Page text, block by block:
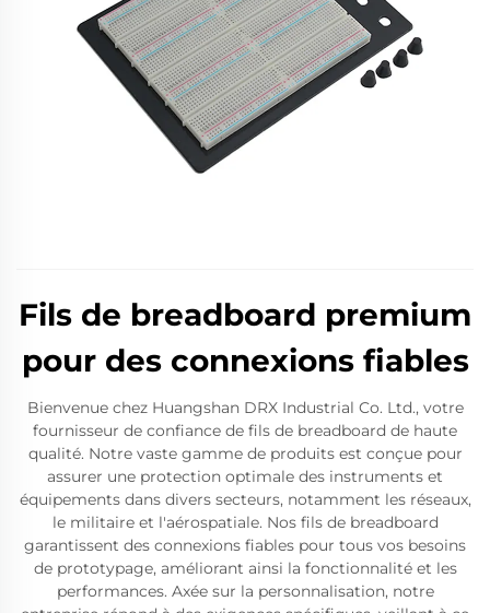
Fils de breadboard premium
pour des connexions fiables
Bienvenue chez Huangshan DRX Industrial Co. Ltd., votre
fournisseur de confiance de fils de breadboard de haute
qualité. Notre vaste gamme de produits est conçue pour
assurer une protection optimale des instruments et
équipements dans divers secteurs, notamment les réseaux,
le militaire et l'aérospatiale. Nos fils de breadboard
garantissent des connexions fiables pour tous vos besoins
de prototypage, améliorant ainsi la fonctionnalité et les
performances. Axée sur la personnalisation, notre